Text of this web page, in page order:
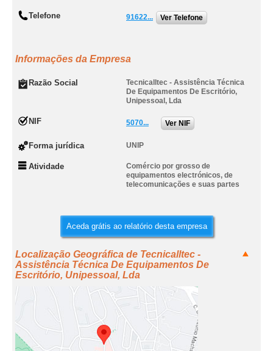
Telefone 91622... Ver Telefone
Informações da Empresa
Razão Social
Tecnicalltec - Assistência Técnica
De Equipamentos De Escritório,
Unipessoal, Lda
NIF 5070... Ver NIF
Forma jurídica UNIP
Atividade
Comércio por grosso de
equipamentos electrónicos, de
telecomunicações e suas partes
Aceda grátis ao relatório desta empresa
Localização Geográfica de Tecnicalltec -
Assistência Técnica De Equipamentos De
Escritório, Unipessoal, Lda